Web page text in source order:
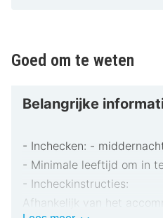
Goed om te weten
Belangrijke
- Inchecken: -
- Minimale leeftijd om in
- Incheckinstructies:
Afhankelijk van het